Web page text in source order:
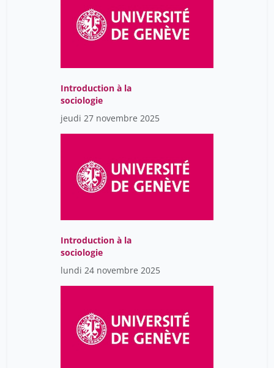
Introduction à la
sociologie
jeudi 27 novembre 2025
Introduction à la
sociologie
lundi 24 novembre 2025